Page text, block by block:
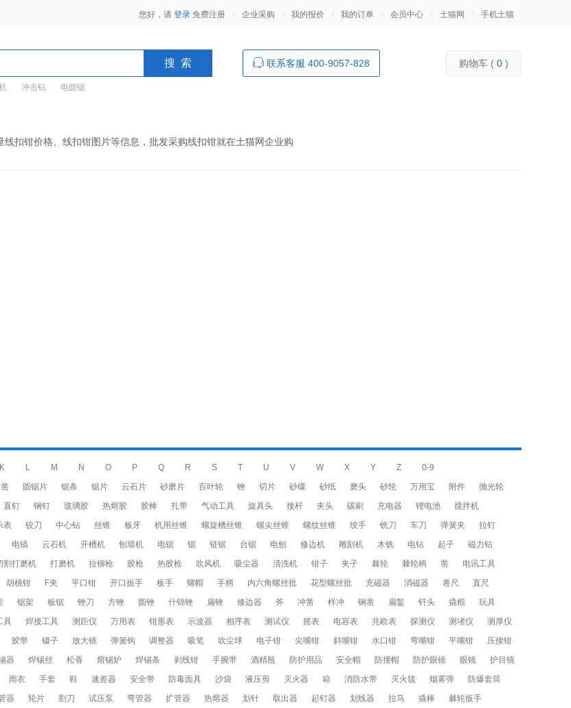
您好，请 登录 免费注册 企业采购 我的报价 我的订单 会员中心 土猫网 手机土猫
冲击钻 电圆锯
联系客服 400-9057-828 购物车 ( 0 )
扣钳价格、线扣钳图片等信息，批发采购线扣钳就在土猫网企业购
K L M N O P Q R S T U V W X Y Z
0-9
圆锯片 锯条 锯片 云石片 砂磨片 百叶轮 锉 切片 砂碟 砂纸 磨头 砂轮 万用宝 附件
抛光轮
直钉 钢钉 玻璃胶 热熔胶 胶棒 扎带 气动工具 旋具头 接杆 夹头 碳刷 充电器 锂电池
搅拌机
表 铰刀 中心钻 丝锥 板牙 机用丝锥 螺旋槽丝锥 螺尖丝锥 螺纹丝锥 绞手 铣刀 车刀 弹簧夹
拉钉
电镐 云石机 开槽机 刨墙机 电锯 锯 链锯 台锯 电刨 修边机 雕刻机 木铣 电钻 起子
磁力钻
割打磨机 打磨机 拉铆枪 胶枪 热胶枪 吹风机 吸尘器 清洗机 钳子 夹子 棘轮 棘轮柄 凿
电讯工具
胡桃钳 F夹 平口钳 开口扳手 板手 螺帽 手柄 内六角螺丝批 花型螺丝批 充磁器 消磁器 卷尺
直尺
锯架 板锯 锉刀 方锉 圆锉 什锦锉 扁锉 修边器 斧 冲凿 样冲 钢凿 扁錾 钎头 撬棍
玩具
具 焊接工具 测距仪 万用表 钳形表 示波器 相序表 测试仪 摇表 电容表 兆欧表 探测仪 测堵仪
测厚仪
胶带 镊子 放大镜 弹簧钩 调整器 吸笔 吹尘球 电子钳 尖嘴钳 斜嘴钳 水口钳 弯嘴钳 平嘴钳
压接钳
器 焊锡丝 松香 熔锡炉 焊锡条 剥线钳 手腕带 酒精瓶 防护用品 安全帽 防撞帽 防护眼镜 眼镜
护目镜
雨衣 手套 鞋 速差器 安全带 防毒面具 沙袋 液压剪 灭火器 箱 消防水带 灭火毯 烟雾弹
防爆套筒
器 轮片 割刀 试压泵 弯管器 扩管器 热熔器 划针 取出器 起钉器 划线器 拉马 撬棒
棘轮扳手